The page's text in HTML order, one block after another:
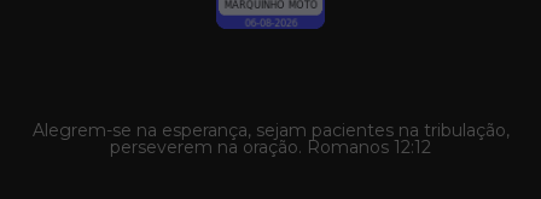
Alegrem-se na esperança, sejam pacientes na tribulação,
perseverem na oração. Romanos 12:12